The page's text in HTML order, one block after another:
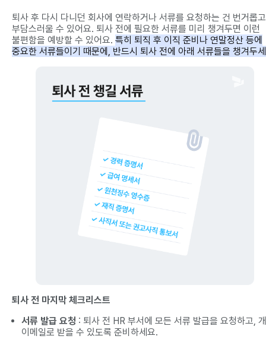
퇴사 후 다시 다니던 회사에 연락하거나 서류를 요청하는 건 번거롭고
부담스러울 수 있어요. 퇴사 전에 필요한 서류를 미리 챙겨두면 이런
불편함을 예방할 수 있어요. 특히 퇴직 후 이직 준비나 연말정산 등에
중요한 서류들이기 때문에, 반드시 퇴사 전에 아래 서류들을 챙겨두
퇴사 전 마지막 체크리스트
서류 발급 요청 : 퇴사 전 HR 부서에 모든 서류 발급을 요청하고,
이메일로 받을 수 있도록 준비하세요.